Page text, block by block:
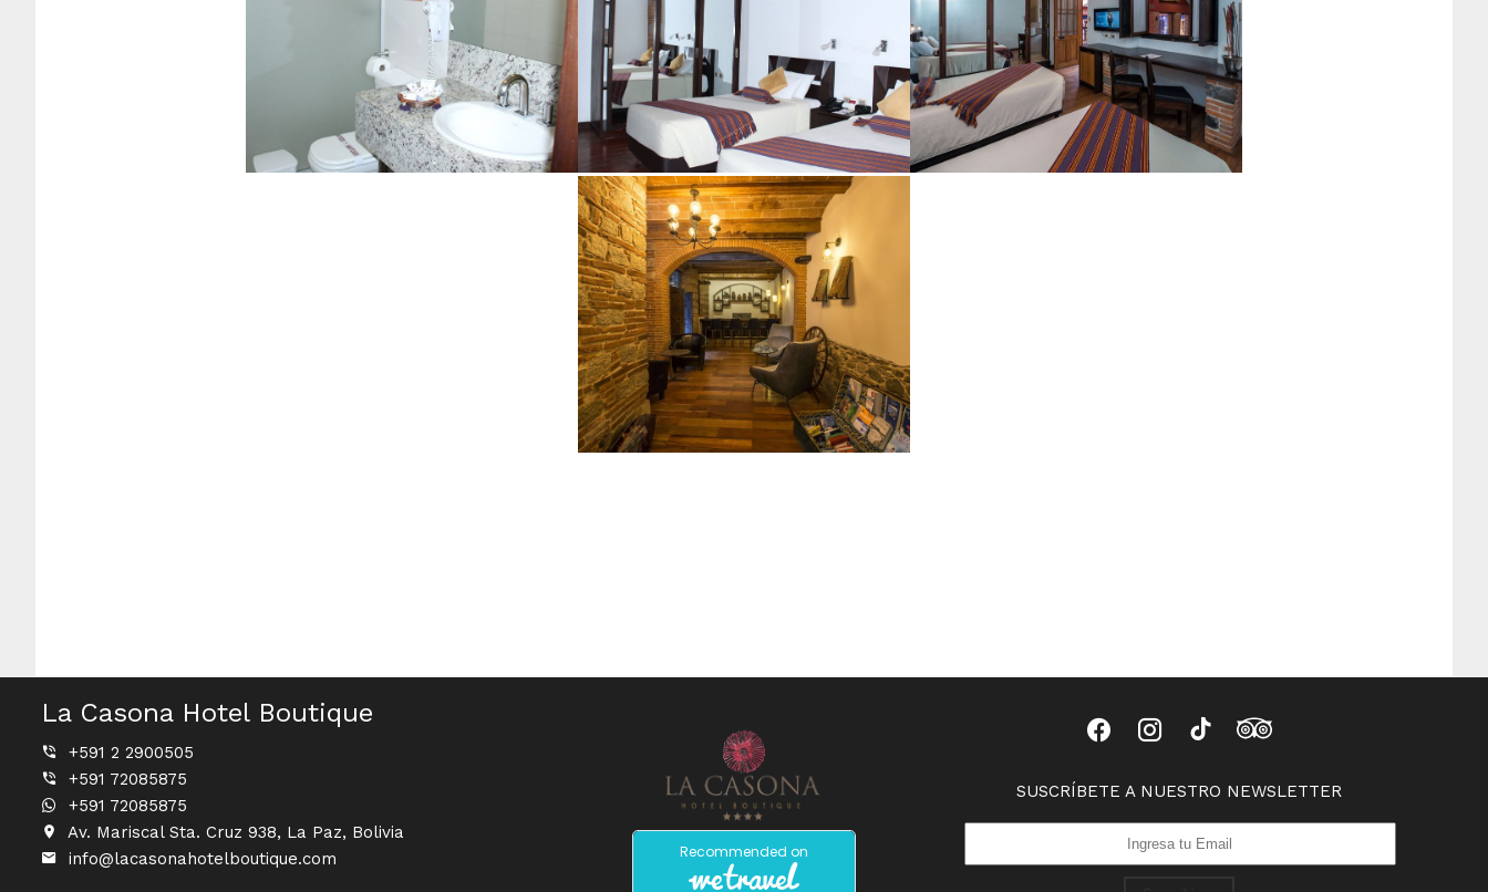
La Casona Hotel Boutique
+591 2 2900505
+591 72085875
+591 72085875
Av. Mariscal Sta. Cruz 938, La Paz, Bolivia
info@lacasonahotelboutique.com
SUSCRÍBETE A NUESTRO NEWSLETTER